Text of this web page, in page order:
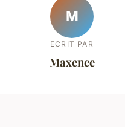
M
ECRIT PAR
Maxence